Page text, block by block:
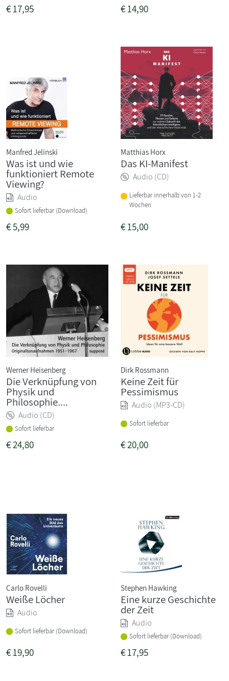
€17,95 €14,90
Manfred Jelinski
Was ist und wie
funktioniert Remote
Viewing?
Audio
Sofort lieferbar (Download)
€5,99
Matthias Horx
Das KI-Manifest
Audio (CD)
Lieferbar innerhalb von 1-2
Wochen
€15,00
Werner Heisenberg
Die Verknüpfung von
Physik und
Philosophie....
Audio (CD)
Sofort lieferbar
€24,80
Dirk Rossmann
Keine Zeit für
Pessimismus
Audio (MP3-CD)
Sofort lieferbar
€20,00
Carlo Rovelli
Weiße Löcher
Audio
Sofort lieferbar (Download)
€19,90
Stephen Hawking
Eine kurze Geschichte
der Zeit
Audio
Sofort lieferbar (Download)
€17,95